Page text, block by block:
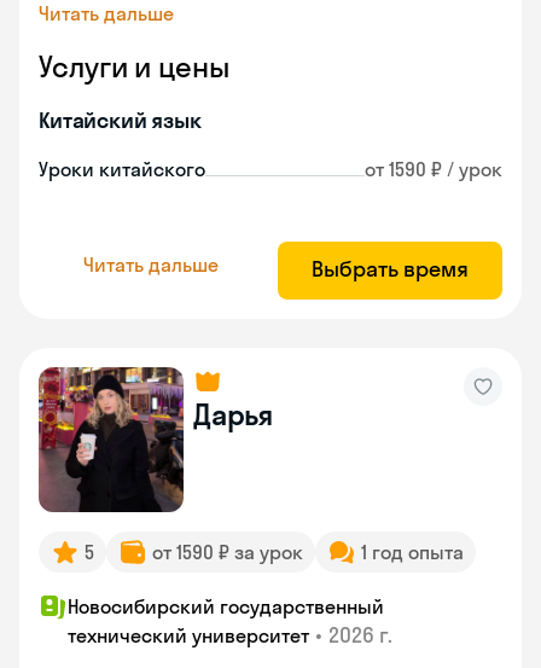
Читать дальше
Услуги и цены
Китайский язык
Уроки китайского от 1590 ₽ / урок
Читать дальше Выбрать время
Дарья
5 от 1590 ₽ за урок 1 год опыта
Новосибирский государственный
технический университет • 2026 г.